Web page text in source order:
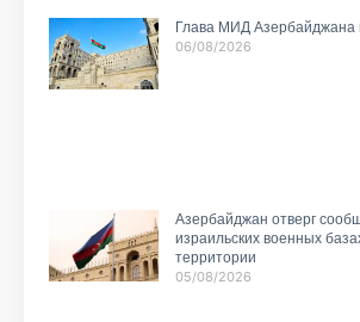
Глава МИД Азербайджана
06/08/2026
Азербайджан отверг
израильских военных
территории
05/08/2026